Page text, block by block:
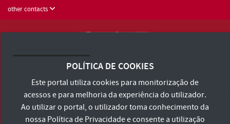
other contacts
Terms and Conditions and Privacy Policy
Accessibility Statement
POLÍTICA DE COOKIES
Este portal utiliza cookies para monitorização de
acessos e para melhoria da experiência do utilizador.
Ao utilizar o portal, o utilizador toma conhecimento da
nossa Política de Privacidadee consente a utilização